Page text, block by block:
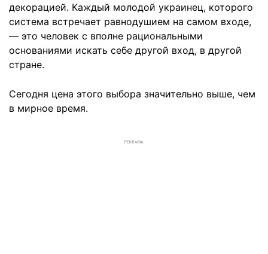
декорацией. Каждый молодой украинец, которого
система встречает равнодушием на самом входе,
— это человек с вполне рациональными
основаниями искать себе другой вход, в другой
стране.
Сегодня цена этого выбора значительно выше, чем
в мирное время.
РЕКЛАМА